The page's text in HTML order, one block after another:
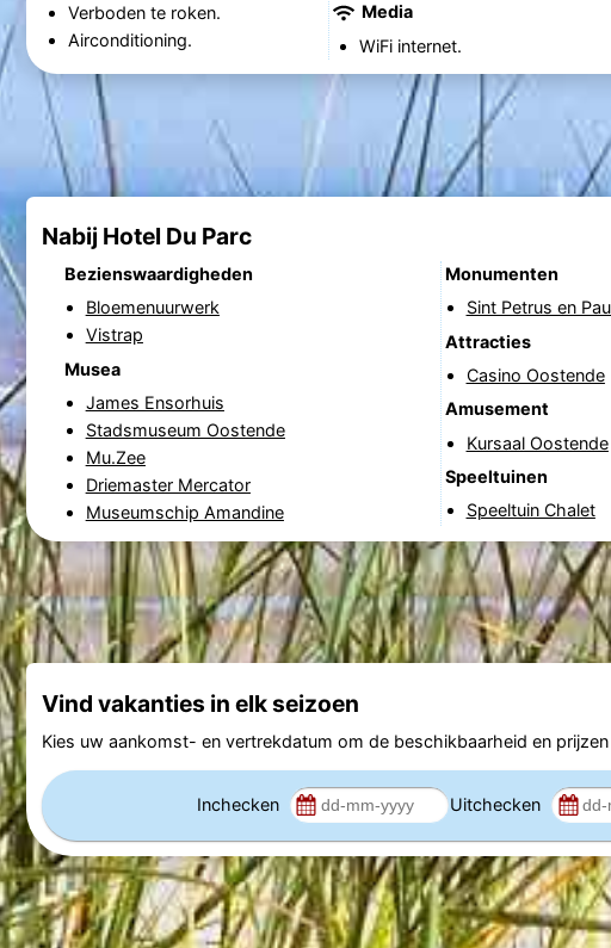
Verboden te roken.
Airconditioning.
Media
WiFi internet.
Nabij Hotel Du Parc
Bezienswaardigheden
Bloemenuurwerk
Vistrap
Musea
James Ensorhuis
Stadsmuseum Oostende
Mu.Zee
Driemaster Mercator
Museumschip Amandine
Monumenten
Sint Petrus en
Attracties
Casino Oostende
Amusement
Kursaal Oostende
Speeltuinen
Speeltuin Chalet
Vind vakanties in elk seizoen
Kies uw aankomst- en vertrekdatum om de beschikbaarheid en
Inchecken Uitchecken